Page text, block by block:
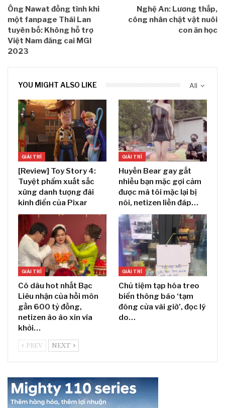
Ông Nawat đồng tình khi
một fanpage Thái Lan
tuyên bố: Không hỗ trợ
Việt Nam đăng cai MGI
2023
Nghệ An: Lương thấp,
công nhân chật vật nuôi
con ăn học
All
YOU MIGHT ALSO LIKE
GIẢI TRÍ
[Review] Toy Story 4:
Tuyệt phẩm xuất sắc
xứng danh tượng đài
kinh điển của Pixar
GIẢI TRÍ
Huyền Bear gay gắt
nhiều bạn mặc gợi cảm
được mà tôi mặc lại bị
nói, netizen liền đáp…
GIẢI TRÍ
Cô dâu hot nhất Bạc
Liêu nhận của hồi môn
gần 600 tỷ đồng,
netizen ào ào xin vía
khởi…
GIẢI TRÍ
Chủ tiệm tạp hóa treo
biển thông báo ‘tạm
đóng cửa vài giờ’, đọc lý
do…
PREV NEXT